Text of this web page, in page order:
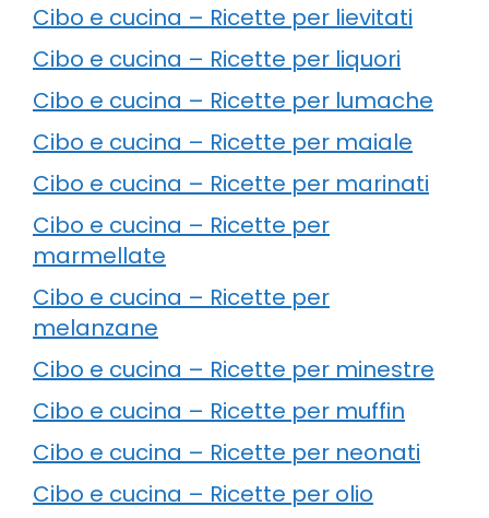
Cibo e cucina – Ricette per lievitati
Cibo e cucina – Ricette per liquori
Cibo e cucina – Ricette per lumache
Cibo e cucina – Ricette per maiale
Cibo e cucina – Ricette per marinati
Cibo e cucina – Ricette per
marmellate
Cibo e cucina – Ricette per
melanzane
Cibo e cucina – Ricette per minestre
Cibo e cucina – Ricette per muffin
Cibo e cucina – Ricette per neonati
Cibo e cucina – Ricette per olio